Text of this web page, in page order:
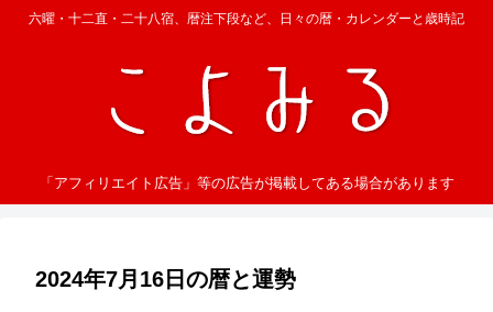
六曜・十二直・二十八宿、暦注下段など、日々の暦・カレンダーと歳時記
「アフィリエイト広告」等の広告が掲載してある場合があります
2024年7月16日の暦と運勢